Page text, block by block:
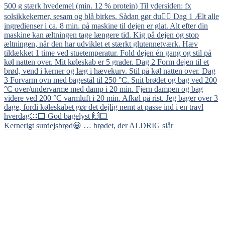
Kernerigt surdejsbrød😀 … brødet, der ALDRIG slår